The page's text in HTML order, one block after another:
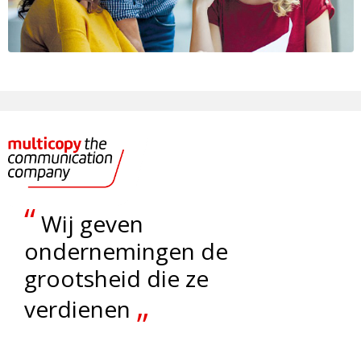
“Wij geven
ondernemingen de
grootsheid die ze
verdienen „